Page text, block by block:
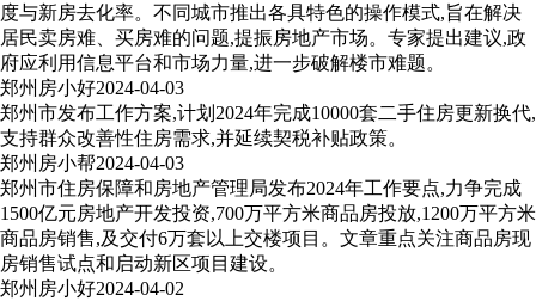
度与新房去化率。不同城市推出各具特色的操作模式,旨在解决
居民卖房难、买房难的问题,提振房地产市场。专家提出建议,政
府应利用信息平台和市场力量,进一步破解楼市难题。
郑州房小好2024-04-03
郑州市发布工作方案,计划2024年完成10000套二手住房更新换代,
支持群众改善性住房需求,并延续契税补贴政策。
郑州房小帮2024-04-03
郑州市住房保障和房地产管理局发布2024年工作要点,力争完成
1500亿元房地产开发投资,700万平方米商品房投放,1200万平方米
商品房销售,及交付6万套以上交楼项目。文章重点关注商品房现
房销售试点和启动新区项目建设。
郑州房小好2024-04-02